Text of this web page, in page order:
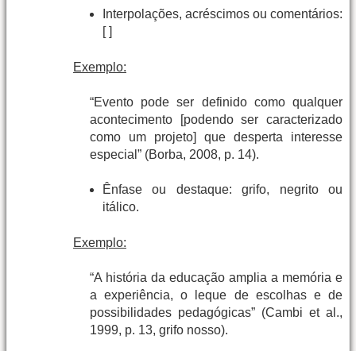
Interpolações, acréscimos ou comentários:
[ ]
Exemplo:
“Evento pode ser definido como qualquer
acontecimento [podendo ser caracterizado
como um projeto] que desperta interesse
especial” (Borba, 2008, p. 14).
Ênfase ou destaque: grifo, negrito ou
itálico.
Exemplo:
“A história da educação amplia a memória e
a experiência, o leque de escolhas e de
possibilidades pedagógicas” (Cambi et al.,
1999, p. 13, grifo nosso).